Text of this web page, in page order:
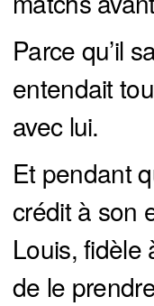
Parce qu’il
entendait
avec lui.
Et pendant
crédit à son
Louis, fidèle
de le